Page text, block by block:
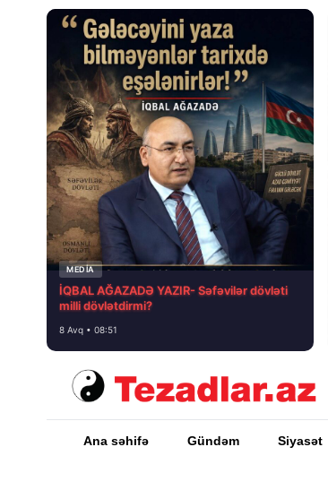
MEDİA
İQBAL AĞAZADƏ YAZIR- Səfəvilər dövləti
milli dövlətdirmi?
8 Avq • 08:51
Ana səhifə Gündəm Siyasət